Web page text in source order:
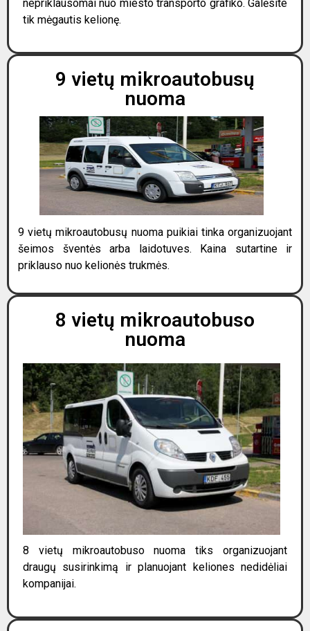
nepriklausomai nuo miesto transporto grafiko. Galėsite
tik mėgautis kelionę.
9 vietų mikroautobusų
nuoma
9 vietų mikroautobusų nuoma puikiai tinka organizuojant
šeimos šventės arba laidotuves. Kaina sutartine ir
priklauso nuo kelionės trukmės.
8 vietų mikroautobuso
nuoma
8 vietų mikroautobuso nuoma tiks organizuojant
draugų susirinkimą ir planuojant keliones nedidėliai
kompanijai.